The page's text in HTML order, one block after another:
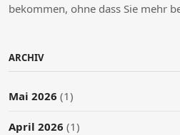
bekommen, ohne dass Sie mehr
ARCHIV
Mai 2026 (1)
April 2026 (1)